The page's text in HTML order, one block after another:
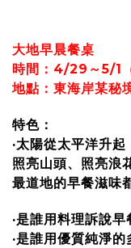
大地早晨餐桌
時間：4/29～5/1
地點：東海岸某秘
特色：
·太陽從太平洋升起
照亮山頭、照亮浪
最道地的早餐滋味
·是誰用料理訴說早
·是誰用優質純淨